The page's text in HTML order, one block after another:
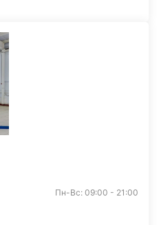
Пн-Вс: 09:00 - 21:00